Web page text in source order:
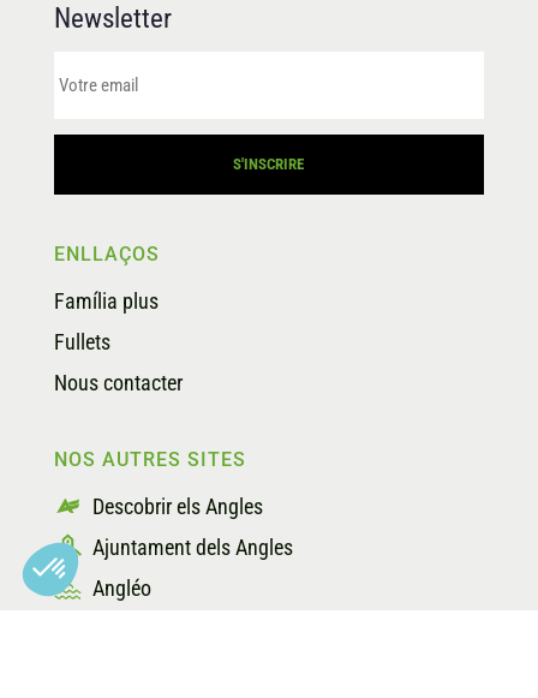
Newsletter
ENLLAÇOS
Família plus
Fullets
Nous contacter
NOS AUTRES SITES
Descobrir els Angles
Ajuntament dels Angles
Angléo